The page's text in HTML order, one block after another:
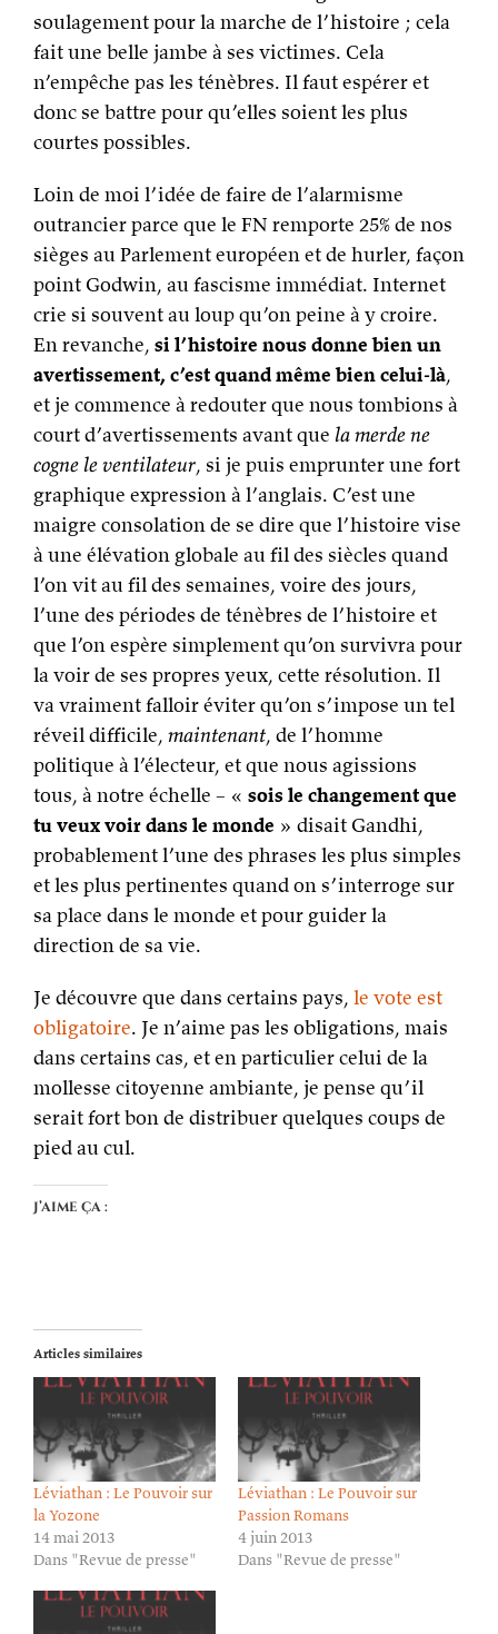
Loin de moi l’idée de faire de l’alarmisme
outrancier parce que le FN remporte 25% de nos
sièges au Parlement européen et de hurler, façon
point Godwin, au fascisme immédiat. Internet
crie si souvent au loup qu’on peine à y croire.
avertissement, c’est quand même bien celui-là
et je commence à redouter que nous tombions à
court d’avertissements avant quela merde ne
cogne le ventilateur, si je puis emprunter une fort
graphique expression à l’anglais. C’est une
maigre consolation de se dire que l’histoire vise
à une élévation globale au fil des siècles quand
l’on vit au fil des semaines, voire des jours,
l’une des périodes de ténèbres de l’histoire et
que l’on espère simplement qu’on survivra pour
la voir de ses propres yeux, cette résolution. Il
va vraiment falloir éviter qu’on s’impose un tel
réveil difficile,maintenant, de l’homme
politique à l’électeur, et que nous agissions
tous, à notre échelle – «sois le changement que
tu veux voir dans le monde» disait Gandhi,
probablement l’une des phrases les plus simples
et les plus pertinentes quand on s’interroge sur
sa place dans le monde et pour guider la
direction de sa vie.
Je découvre que dans certains pays,le vote est
obligatoire. Je n’aime pas les obligations, mais
dans certains cas, et en particulier celui de la
mollesse citoyenne ambiante, je pense qu’il
serait fort bon de distribuer quelques coups de
J’aime ça :
la Yozone
14 mai 2013
Dans "Revue de presse"
Dans "Revue de presse"
Léviathan : Le Pouvoir sur
IfIsDead
26 juillet 2013
Dans "Revue de presse"